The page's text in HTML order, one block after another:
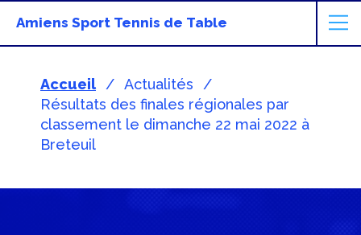
Amiens Sport Tennis de Table
Accueil
Actualités
Résultats des finales régionales par
classement le dimanche 22 mai 2022 à
Breteuil